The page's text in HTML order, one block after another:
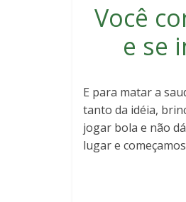
Você
e se
E para matar a
tanto da idéia,
jogar bola e não
lugar e